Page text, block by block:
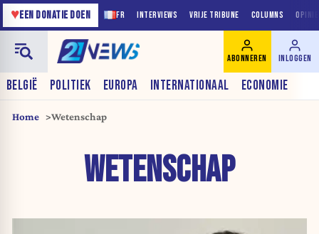
FR INTERVIEWS VRIJE TRIBUNE COLUMNS
♥EEN DONATIE DOEN
BELGIË POLITIEK EUROPA INTERNATIONAAL ECONOMIE
ABONNEREN INLOGGEN
Home Wetenschap
WETENSCHAP